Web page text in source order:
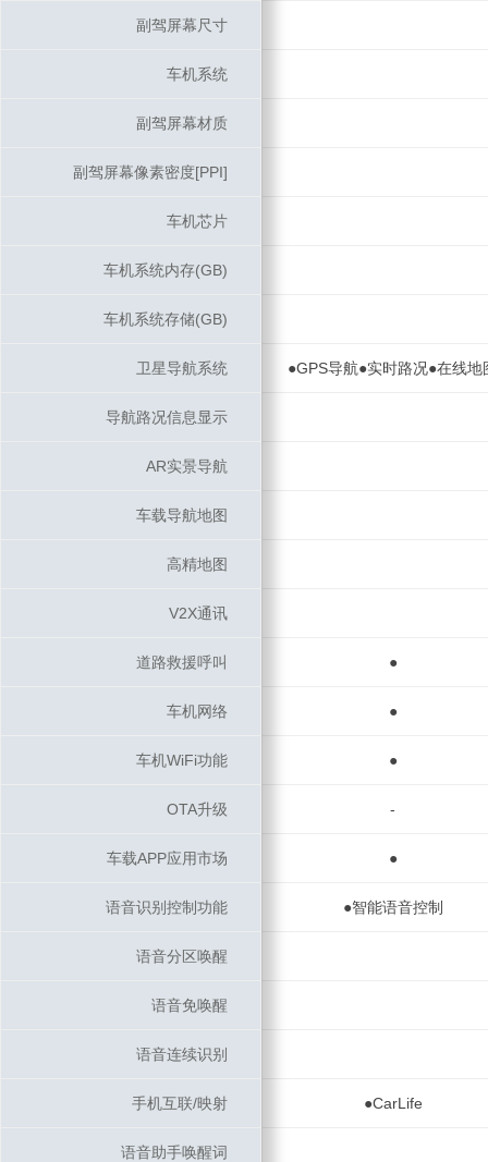
副驾屏幕尺寸
车机系统
副驾屏幕材质
副驾屏幕像素密度[PPI]
车机芯片
车机系统内存(GB)
车机系统存储(GB)
卫星导航系统 ●GPS导航●实时路况●在线地
导航路况信息显示
AR实景导航
车载导航地图
高精地图
V2X通讯
道路救援呼叫 ●
车机网络 ●
车机WiFi功能 ●
OTA升级 -
车载APP应用市场 ●
语音识别控制功能 ●智能语音控制
语音分区唤醒
语音免唤醒
语音连续识别
手机互联/映射 ●CarLife
语音助手唤醒词
副驾屏幕尺寸
车机系统
副驾屏幕材质
副驾屏幕像素密度[PPI]
车机芯片
车机系统内存(GB)
车机系统存储(GB)
卫星导航系统
导航路况信息显示
AR实景导航
车载导航地图
高精地图
V2X通讯
道路救援呼叫
车机网络
车机WiFi功能
OTA升级
车载APP应用市场
语音识别控制功能
语音分区唤醒
语音免唤醒
语音连续识别
手机互联/映射
语音助手唤醒词